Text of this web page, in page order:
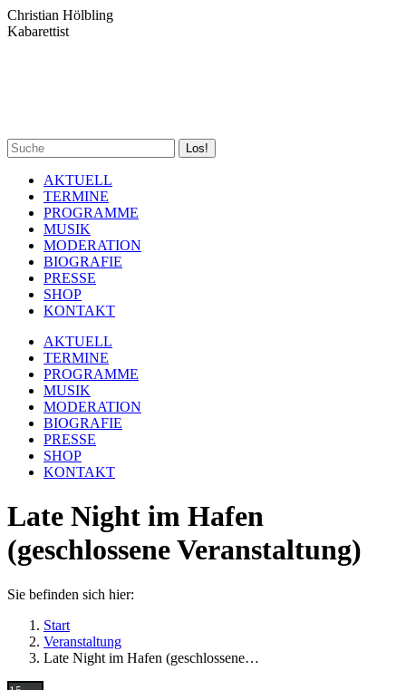
Zum
Inhalt
Christian Hölbling
Kabarettist
Spotify
page
opens
new
window
Facebook
page
opens
new
window
YouTube
page
opens
new
window
Instagram
page
opens
new
window
Search:
AKTUELL
TERMINE
PROGRAMME
MUSIK
MODERATION
BIOGRAFIE
PRESSE
SHOP
KONTAKT
AKTUELL
TERMINE
PROGRAMME
MUSIK
MODERATION
BIOGRAFIE
PRESSE
SHOP
KONTAKT
Late Night im Hafen
(geschlossene Veranstaltung)
Sie befinden sich hier:
Start
Veranstaltung
Late Night im Hafen (geschlossene…